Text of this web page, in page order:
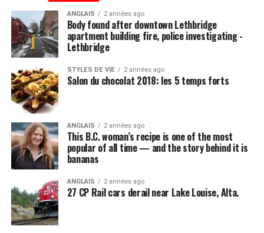
ANGLAIS 2 années ago
Body found after downtown Lethbridge
apartment building fire, police investigating -
Lethbridge
STYLES DE VIE 2 années ago
Salon du chocolat 2018: les 5 temps forts
ANGLAIS 2 années ago
This B.C. woman’s recipe is one of the most
popular of all time — and the story behind it is
bananas
ANGLAIS 2 années ago
27 CP Rail cars derail near Lake Louise, Alta.